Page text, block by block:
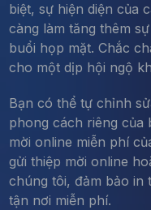
biệt, sự hiện diện của
càng làm tăng thêm
buổi họp mặt. Chắc
cho một dịp hội ngộ
Bạn có thể tự chỉnh
phong cách riêng của
mời online miễn phí
gửi thiệp mời online
chúng tôi, đảm bảo in
tận nơi miễn phí.